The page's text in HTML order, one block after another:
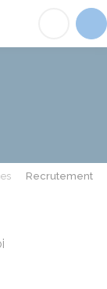
Recrutement